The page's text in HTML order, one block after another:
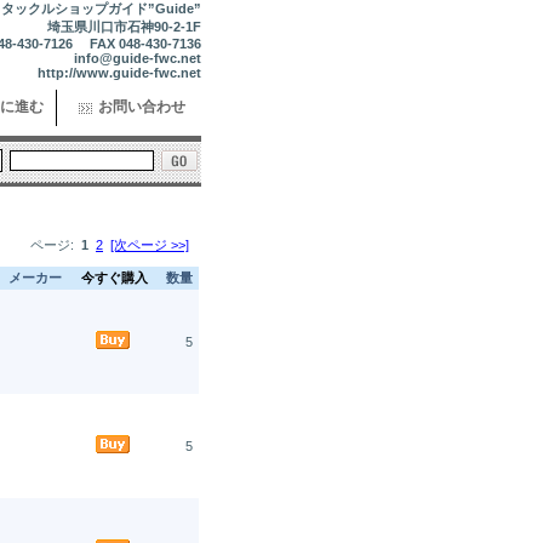
タックルショップガイド”Guide”
埼玉県川口市石神90-2-1F
430-7126 FAX 048-430-7136
info@guide-fwc.net
http://www.guide-fwc.net
進む お問い合わせ
ページ: 1 2 [次ページ >>]
メーカー 今すぐ購入 数量
5
5